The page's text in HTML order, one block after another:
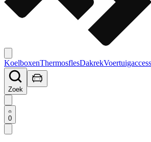
KoelboxenThermosflesDakrek
Zoek
0